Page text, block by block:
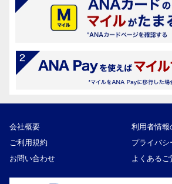
会社概要
利用者情報
ご利用規約
プライバシ
お問い合わせ
よくあるご